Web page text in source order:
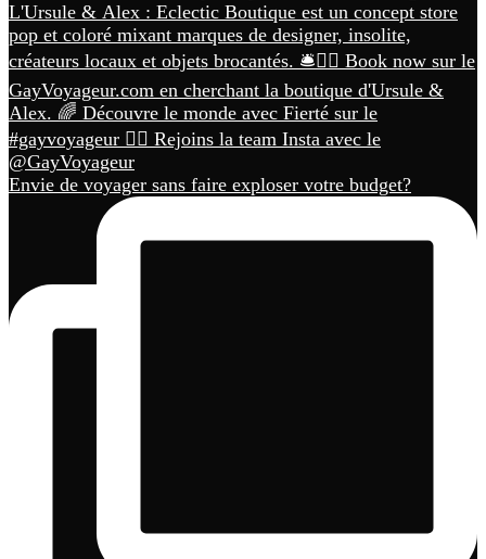
Envie de voyager sans faire exploser votre budget?